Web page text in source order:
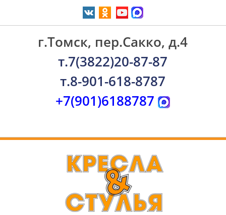
г.Томск, пер.Сакко, д.4
т.7(3822)20-87-87
т.8-901-618-8787
+7(901)6188787